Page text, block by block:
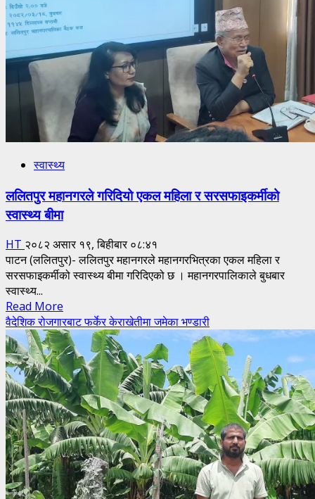
फैसला(पूर्णपाठ)
स्वास्थ्य
ललितपुर महानगरले गरिदियो एकल महिला र सरसफाइकर्मीको
स्वास्थ्य बीमा
HT २०८२ असार १९, बिहीबार ०८:४१
पाटन (ललितपुर)- ललितपुर महानगरले महानगरभित्रका एकल महिला र
सरसफाइकर्मीको स्वास्थ्य बीमा गरिदिएको छ । महानगरपालिकाले बुधबार
स्वास्थ्य...
Read More
more
about
ललितपुर
महानगरले
गरिदियो
एकल
महिला
र
सरसफाइकर्मीको
स्वास्थ्य
बीमा
वैदेशिक रोजगारबाट फर्केर केराखेतीमा जमेका भण्डारी